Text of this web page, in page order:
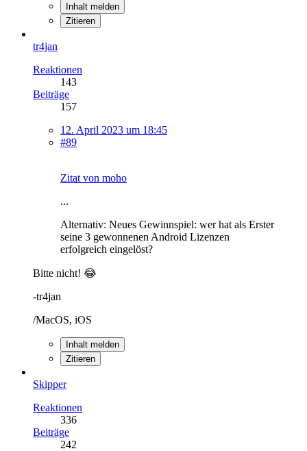
Inhalt melden
Zitieren
tr4jan
Reaktionen
143
Beiträge
157
12. April 2023 um 18:45
#89
Zitat von moho
...
Alternativ: Neues Gewinnspiel: wer hat als Erster
seine 3 gewonnenen Android Lizenzen
erfolgreich eingelöst?
Bitte nicht! 😂
-tr4jan
/MacOS, iOS
Inhalt melden
Zitieren
Skipper
Reaktionen
336
Beiträge
242